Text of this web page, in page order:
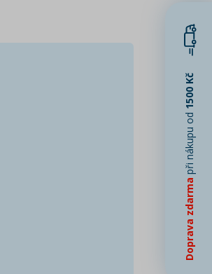
Doprava zdarma
při nákupu od
1500 Kč